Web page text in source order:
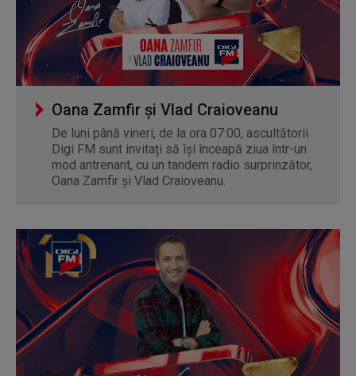
Oana Zamfir și Vlad Craioveanu
De luni până vineri, de la ora 07:00, ascultătorii
Digi FM sunt invitați să își înceapă ziua într-un
mod antrenant, cu un tandem radio surprinzător,
Oana Zamfir și Vlad Craioveanu.